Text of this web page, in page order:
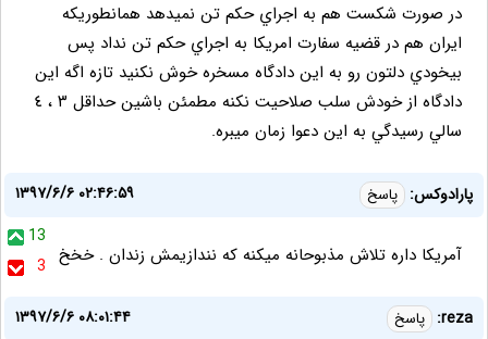
در صورت شكست هم به اجراي حكم تن نميدهد همانطوريكه
ايران هم در قضيه سفارت امريكا به اجراي حكم تن نداد پس
بيخودي دلتون رو به اين دادگاه مسخره خوش نكنيد تازه اگه اين
دادگاه از خودش سلب صلاحيت نكنه مطمئن باشين حداقل ٣ ، ٤
سالي رسيدگي به اين دعوا زمان ميبره.
پارادوکس: پاسخ
۱۳۹۷/۶/۶ ۰۲:۴۶:۵۹
13
3 آمریکا داره تلاش مذبوحانه میکنه که نندازیمش زندان . خخخ
reza: پاسخ
۱۳۹۷/۶/۶ ۰۸:۰۱:۴۴